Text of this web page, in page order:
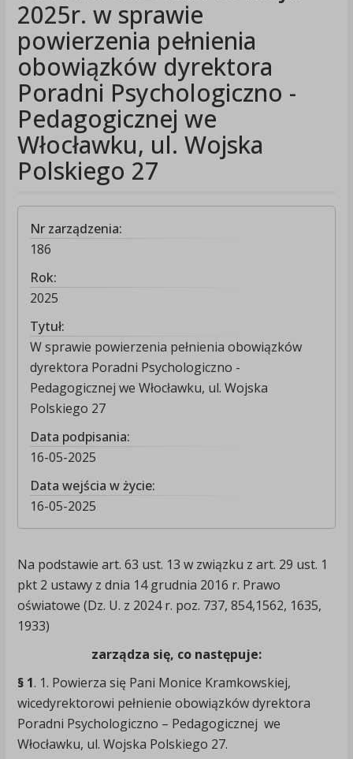
2025r. w sprawie
powierzenia pełnienia
obowiązków dyrektora
Poradni Psychologiczno -
Pedagogicznej we
Włocławku, ul. Wojska
Polskiego 27
Nr zarządzenia:
186
Rok:
2025
Tytuł:
W sprawie powierzenia pełnienia obowiązków
dyrektora Poradni Psychologiczno -
Pedagogicznej we Włocławku, ul. Wojska
Polskiego 27
Data podpisania:
16-05-2025
Data wejścia w życie:
16-05-2025
Na podstawie art. 63 ust. 13 w związku z art. 29 ust. 1
pkt 2 ustawy z dnia 14 grudnia 2016 r. Prawo
oświatowe (Dz. U. z 2024 r. poz. 737, 854,1562, 1635,
1933)
zarządza się, co następuje:
§ 1. 1. Powierza się Pani Monice Kramkowskiej,
wicedyrektorowi pełnienie obowiązków dyrektora
Poradni Psychologiczno – Pedagogicznej we
Włocławku, ul. Wojska Polskiego 27.